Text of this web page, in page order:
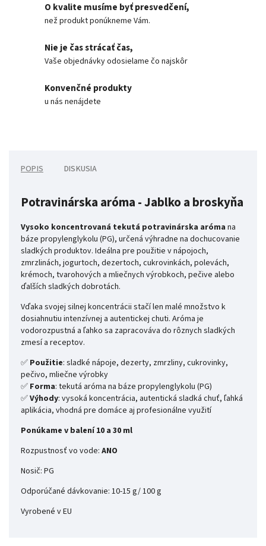
O kvalite musíme byť presvedčení,
než produkt ponúkneme Vám.
Nie je čas strácať čas,
Vaše objednávky odosielame čo najskôr
Konvenčné produkty
u nás nenájdete
POPIS DISKUSIA
Potravinárska aróma - Jablko a broskyňa
Vysoko koncentrovaná tekutá potravinárska aróma na
báze propylenglykolu (PG), určená výhradne na dochucovanie
sladkých produktov. Ideálna pre použitie v nápojoch,
zmrzlinách, jogurtoch, dezertoch, cukrovinkách, polevách,
krémoch, tvarohových a mliečnych výrobkoch, pečive alebo
ďalších sladkých dobrotách.
Vďaka svojej silnej koncentrácii stačí len malé množstvo k
dosiahnutiu intenzívnej a autentickej chuti. Aróma je
vodorozpustná a ľahko sa zapracováva do rôznych sladkých
zmesí a receptov.
✅ Použitie: sladké nápoje, dezerty, zmrzliny, cukrovinky,
pečivo, mliečne výrobky
✅ Forma: tekutá aróma na báze propylenglykolu (PG)
✅Výhody: vysoká koncentrácia, autentická sladká chuť, ľahká
aplikácia, vhodná pre domáce aj profesionálne využití
Ponúkame v balení 10 a 30 ml
Rozpustnosť vo vode: ANO
Nosič: PG
Odporúčané dávkovanie: 10-15 g/ 100 g
Vyrobené v EU